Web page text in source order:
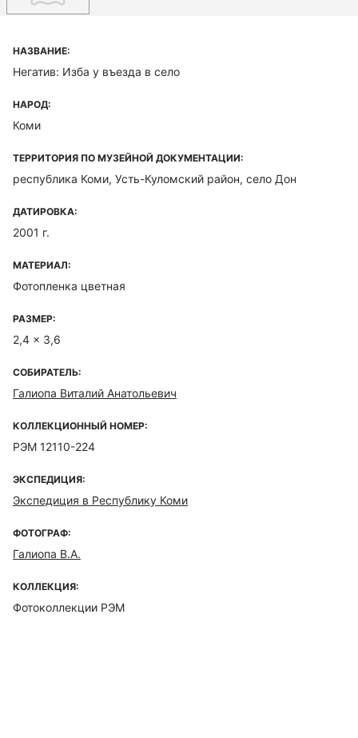
НАЗВАНИЕ:
Негатив: Изба у въезда в село
НАРОД:
Коми
ТЕРРИТОРИЯ ПО МУЗЕЙНОЙ ДОКУМЕНТАЦИИ:
республика Коми, Усть-Куломский район, село Дон
ДАТИРОВКА:
2001 г.
МАТЕРИАЛ:
Фотопленка цветная
РАЗМЕР:
2,4 x 3,6
СОБИРАТЕЛЬ:
Галиопа Виталий Анатольевич
КОЛЛЕКЦИОННЫЙ НОМЕР:
РЭМ 12110-224
ЭКСПЕДИЦИЯ:
Экспедиция в Республику Коми
ФОТОГРАФ:
Галиопа В.А.
КОЛЛЕКЦИЯ:
Фотоколлекции РЭМ